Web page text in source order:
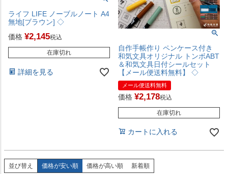
ライフ LIFE ノーブルノート A4
無地[ブラウン] ◇
価格 ¥2,145税込
在庫切れ
詳細を見る
自作手帳作り ペンケース付き
和気文具オリジナル トンボABT
＆和気文具日付シールセット
【メール便送料無料】 ◇
メール便送料無料
価格 ¥2,178税込
在庫切れ
カートに入れる
並び替え 価格が安い順 価格が高い順 新着順